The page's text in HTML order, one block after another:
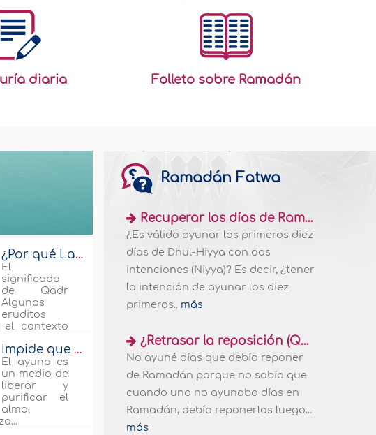
diaria Folleto sobre Ramadán
¿Por qué Lailatul Qadr? (parte 2 de 4)
El
significado
de Qadr
Algunos
eruditos
el contexto
Impide que Satanás circule por tu sangre
El ayuno es
un medio de
liberar y
purificar el
alma,
Ramadán Fatwa
Recuperar los días de Ramadán durante los diez días de Dhuul-Hiyya
¿Es válido ayunar los primeros diez
días de Dhul-Hiyya con dos
intenciones (Niyya)? Es decir, ¿tener
la intención de ayunar los diez
primeros.. más
¿Retrasar la reposición (Qada) de Ramadán por ignorancia obliga a pagar una expiación (Kaffarah)?
No ayuné días que debía reponer
de Ramadán porque no sabía que
cuando uno no ayunaba días en
Ramadán, debía reponerlos luego...
más